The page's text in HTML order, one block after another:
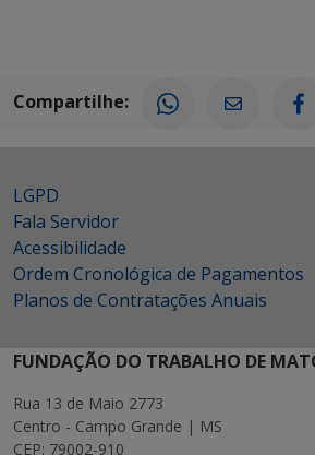
Compartilhe:
LGPD
Fala Servidor
Acessibilidade
Ordem Cronológica de Pagamentos
Planos de Contratações Anuais
FUNDAÇÃO DO TRABALHO DE
Rua 13 de Maio 2773
Centro - Campo Grande | MS
CEP: 79002-910